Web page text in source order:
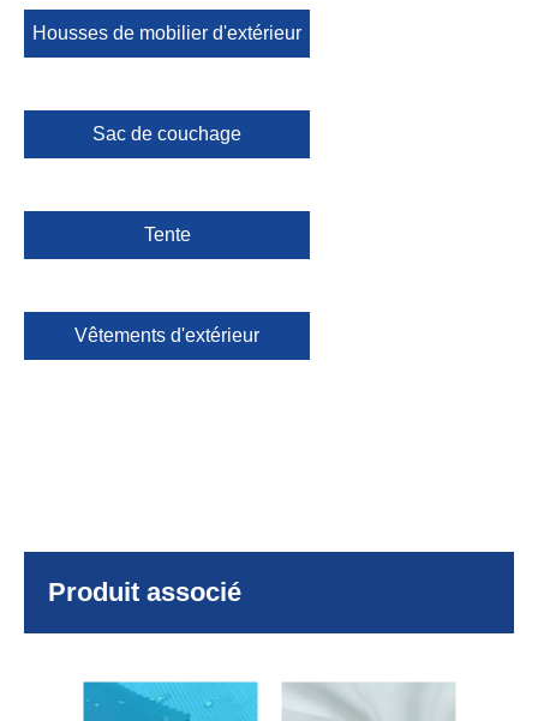
Housses de mobilier d'extérieur
Sac de couchage
Tente
Vêtements d'extérieur
Produit associé